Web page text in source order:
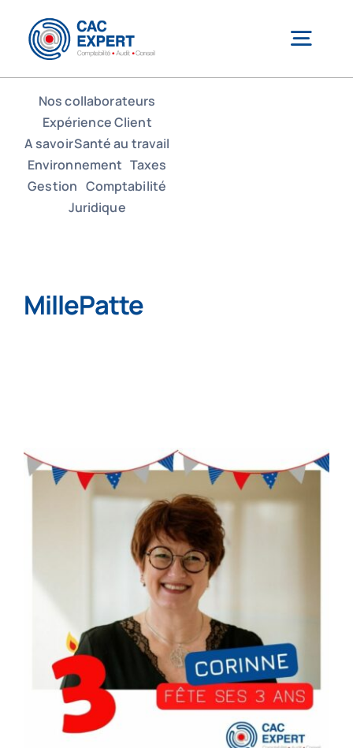
contenu
CAC EXPERT
Services
Notre équipe
Actualité
FAQs
Contact
Nos collaborateurs
Expérience Client
A savoirSanté au travail
Environnement Taxes
Gestion Comptabilité
Juridique
MillePatte